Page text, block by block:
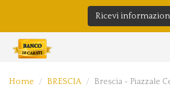
Ricevi
Home BRESCIA Brescia - Piazzale